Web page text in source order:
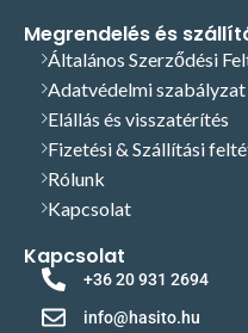
Megrendelés és
Általános Szerződési
Adatvédelmi szabályzat
Elállás és visszatérítés
Fizetési & Szállítási
Rólunk
Kapcsolat
Kapcsolat
+36 20 931 2694
info@hasito.hu